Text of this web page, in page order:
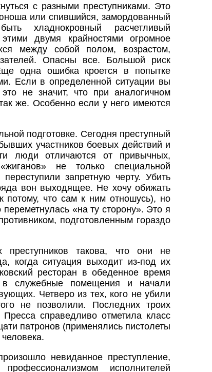
с разными преступниками. Это
или спившийся, замордованный
хладнокровный расчетливый
двумя крайностями огромное
между собой полом, возрастом,
Опасны все. Большой риск
одна ошибка кроется в попытке
Если в определенной ситуации вы
не значит, что при аналогичном
же. Особенно если у него имеются
подготовке. Сегодня преступный
участников боевых действий и
люди отличаются от привычных,
не только специальной
запретную черту. Убить
вон выходящее. Не хочу обижать
потому, что сам к ним отношусь), но
«на ту сторону». Это я
подготовленным гораздо
преступников такова, что они не
когда ситуация выходит из-под их
ресторан в обеденное время
служебные помещения и начали
Четверо из тех, кого не убили
не позволили. Последних троих
справедливо отметила класс
патронов (применялись пистолеты
невиданное преступление,
исполнителей